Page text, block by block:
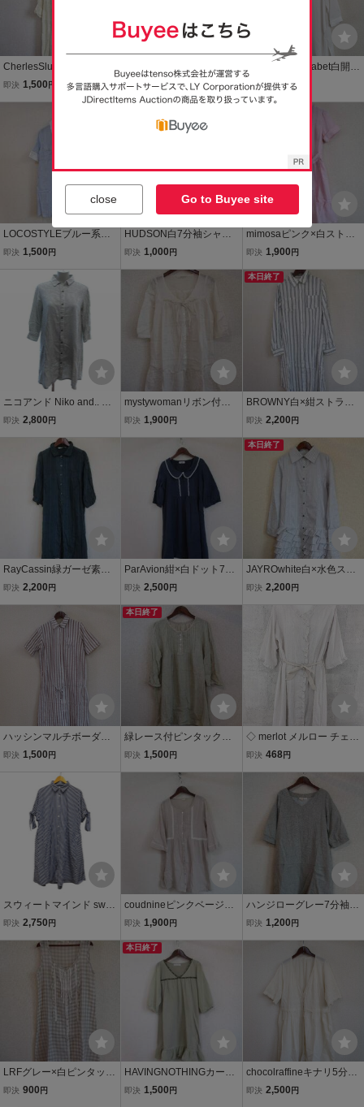
CherlesSlueck白刺繍入長
袖シフォン膝丈ワンピ（U
即決 1,500 円
pastelmaam白7分袖シャ
ツチュニック(USED）73
016②)
即決 1,600円
AlphabetsAlphabet白開襟
7分袖シャツチュニック
（USED）20919②)
即決 1,900円
LOCOSTYLEブルー系ス
トライプ半袖シャツチュ
即決 1,500 円
HUDSON白7分袖シャツ
チュニック（USED）205
即決 1,000 円
mimosaピンク×白ストラ
イプシャツワンピ（USE
即決 1,900 円
ニコアンド Niko and.. シ
ャツワンピース ミニ スト
ト 紺 ネイビー /YK レディ
即決 2,800 円
mystywomanリボン付ふ
んわり七分袖チュニック
即決 1,900 円
本日終了
BROWNY白×紺ストライ
プ長袖シャツワンピ(USE
即決 2,200 円
RayCassin緑ガーゼ素材
チェック7分袖シャツワン
即決 2,200 円
ParAvion紺×白ドット7分
袖ワンピ（USED）4231
即決 2,500 円
本日終了
JAYROwhite白×水色スト
ライプ長袖シャツチュニ
即決 2,200 円
ハッシンマルチボーダー
半袖リバーシブルシャツ
即決 1,500 円
本日終了
緑レース付ピンタックダ
ブルガーゼ7分袖ミニワン
即決 1,500 円
◇ merlot メルロー チェッ
ク 七分袖 膝下丈 シャツ
イト レディース
即決 468円
スウィートマインド swee
tmind ワンピース シャツ
ライプ 半袖 М L 青 ブルー
即決 2,750 円
coudnineピンクベージュ
レース付7分袖チュニック
即決 1,900 円
ハンジローグレー7分袖膝
丈ワンピ（USED)12101
即決 1,200 円
LRFグレー×白ピンタック
レース付ワンピース（US
即決 900 円
本日終了
HAVINGNOTHINGカーキ
7分袖チュニック（USE
即決 1,500 円
chocolraffineキナリ5分袖
ローブワンピース（USE
即決 2,500 円
close Go to Buyee site